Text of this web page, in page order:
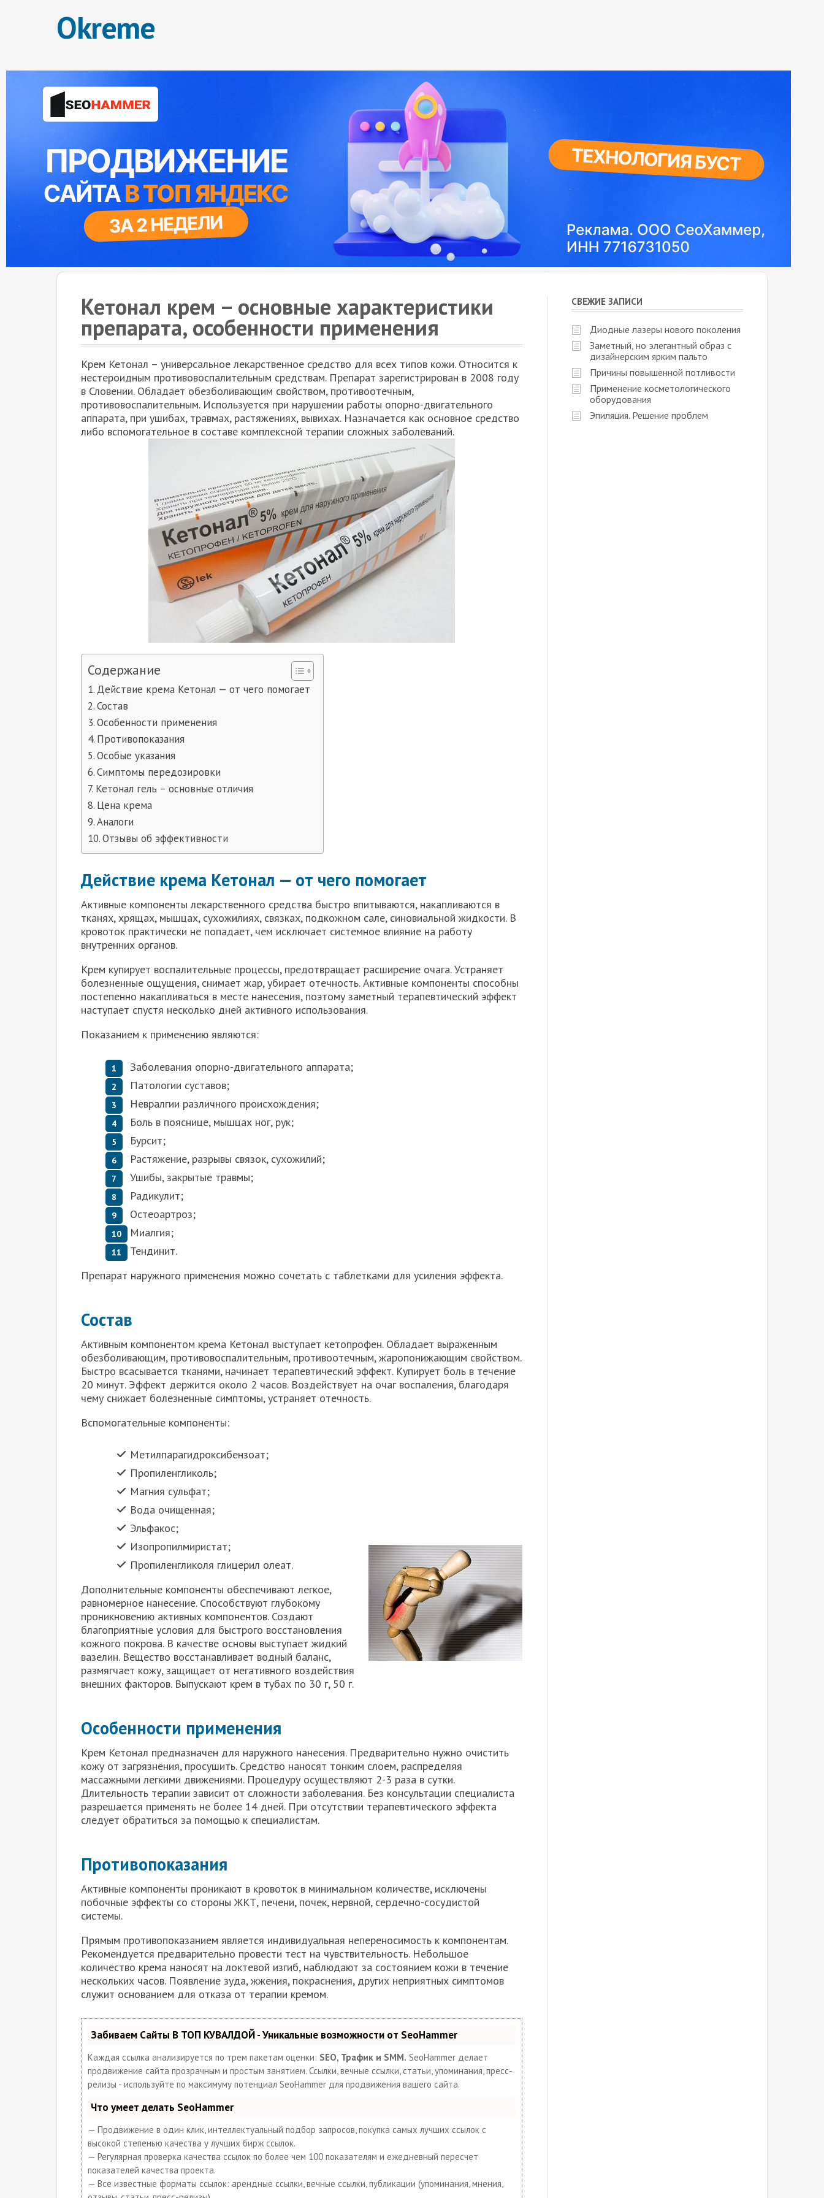
Okreme
Кетонал крем – основные характеристики
препарата, особенности применения
Крем Кетонал – универсальное лекарственное средство для всех типов кожи. Относится к
нестероидным противовоспалительным средствам. Препарат зарегистрирован в 2008 году
в Словении. Обладает обезболивающим свойством, противоотечным,
противовоспалительным. Используется при нарушении работы опорно-двигательного
аппарата, при ушибах, травмах, растяжениях, вывихах. Назначается как основное средство
либо вспомогательное в составе комплексной терапии сложных заболеваний.
Содержание
Действие крема Кетонал — от чего помогает
Состав
Особенности применения
Противопоказания
Особые указания
Симптомы передозировки
Кетонал гель – основные отличия
Цена крема
Аналоги
Отзывы об эффективности
Действие крема Кетонал — от чего помогает
Активные компоненты лекарственного средства быстро впитываются, накапливаются в
тканях, хрящах, мышцах, сухожилиях, связках, подкожном сале, синовиальной жидкости. В
кровоток практически не попадает, чем исключает системное влияние на работу
внутренних органов.
Крем купирует воспалительные процессы, предотвращает расширение очага. Устраняет
болезненные ощущения, снимает жар, убирает отечность. Активные компоненты способны
постепенно накапливаться в месте нанесения, поэтому заметный терапевтический эффект
наступает спустя несколько дней активного использования.
Показанием к применению являются:
Заболевания опорно-двигательного аппарата;
Патологии суставов;
Невралгии различного происхождения;
Боль в пояснице, мышцах ног, рук;
Бурсит;
Растяжение, разрывы связок, сухожилий;
Ушибы, закрытые травмы;
Радикулит;
Остеоартроз;
Миалгия;
Тендинит.
Препарат наружного применения можно сочетать с таблетками для усиления эффекта.
Состав
Активным компонентом крема Кетонал выступает кетопрофен. Обладает выраженным
обезболивающим, противовоспалительным, противоотечным, жаропонижающим свойством.
Быстро всасывается тканями, начинает терапевтический эффект. Купирует боль в течение
20 минут. Эффект держится около 2 часов. Воздействует на очаг воспаления, благодаря
чему снижает болезненные симптомы, устраняет отечность.
Вспомогательные компоненты:
Метилпарагидроксибензоат;
Пропиленгликоль;
Магния сульфат;
Вода очищенная;
Эльфакос;
Изопропилмиристат;
Пропиленгликоля глицерил олеат.
Дополнительные компоненты обеспечивают легкое,
равномерное нанесение. Способствуют глубокому
проникновению активных компонентов. Создают
благоприятные условия для быстрого восстановления
кожного покрова. В качестве основы выступает жидкий
вазелин. Вещество восстанавливает водный баланс,
размягчает кожу, защищает от негативного воздействия
внешних факторов. Выпускают крем в тубах по 30 г, 50 г.
Особенности применения
Крем Кетонал предназначен для наружного нанесения. Предварительно нужно очистить
кожу от загрязнения, просушить. Средство наносят тонким слоем, распределяя
массажными легкими движениями. Процедуру осуществляют 2-3 раза в сутки.
Длительность терапии зависит от сложности заболевания. Без консультации специалиста
разрешается применять не более 14 дней. При отсутствии терапевтического эффекта
следует обратиться за помощью к специалистам.
Противопоказания
Активные компоненты проникают в кровоток в минимальном количестве, исключены
побочные эффекты со стороны ЖКТ, печени, почек, нервной, сердечно-сосудистой
системы.
Прямым противопоказанием является индивидуальная непереносимость к компонентам.
Рекомендуется предварительно провести тест на чувствительность. Небольшое
количество крема наносят на локтевой изгиб, наблюдают за состоянием кожи в течение
нескольких часов. Появление зуда, жжения, покраснения, других неприятных симптомов
служит основанием для отказа от терапии кремом.
Забиваем Сайты В ТОП КУВАЛДОЙ - Уникальные возможности от SeoHammer
Каждая ссылка анализируется по трем пакетам оценки: SEO, Трафик и SMM. SeoHammer делает
продвижение сайта прозрачным и простым занятием. Ссылки, вечные ссылки, статьи, упоминания, пресс-
релизы - используйте по максимуму потенциал SeoHammer для продвижения вашего сайта.
Что умеет делать SeoHammer
— Продвижение в один клик, интеллектуальный подбор запросов, покупка самых лучших ссылок с
высокой степенью качества у лучших бирж ссылок.
— Регулярная проверка качества ссылок по более чем 100 показателям и ежедневный пересчет
показателей качества проекта.
— Все известные форматы ссылок: арендные ссылки, вечные ссылки, публикации (упоминания, мнения,
СВЕЖИЕ ЗАПИСИ
Диодные лазеры нового поколения
Заметный, но элегантный образ с
дизайнерским ярким пальто
Причины повышенной потливости
Применение косметологического
оборудования
Эпиляция. Решение проблем